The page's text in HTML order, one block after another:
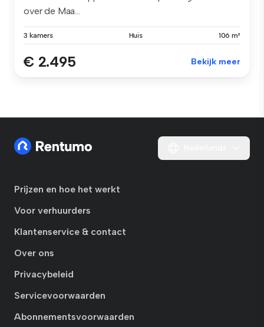
over de Maa...
3 kamers Huis 106 m²
€ 2.495 Bekijk meer
Prijzen en hoe het werkt
Voor verhuurders
Klantenservice & contact
Over ons
Privacybeleid
Servicevoorwaarden
Abonnementsvoorwaarden